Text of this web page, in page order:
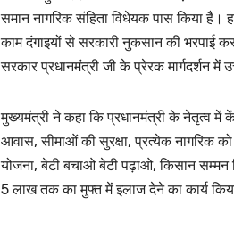
समान नागरिक संहिता विधेयक पास किया
काम दंगाइयों से सरकारी नुकसान की भरपाई
सरकार प्रधानमंत्री जी के प्रेरक मार्गदर्शन में
मुख्यमंत्री ने कहा कि प्रधानमंत्री के नेतृत्व में
आवास, सीमाओं की सुरक्षा, प्रत्येक नागरिक
योजना, बेटी बचाओ बेटी पढ़ाओ, किसान सम्मन
5 लाख तक का मुफ्त में इलाज देने का कार्य